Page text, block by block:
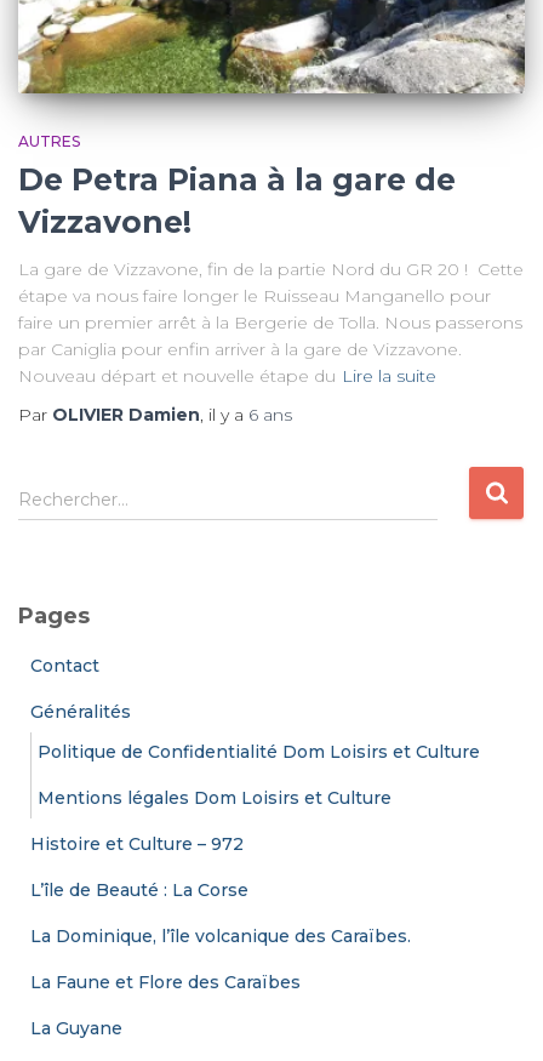
AUTRES
De Petra Piana à la gare de
Vizzavone!
La gare de Vizzavone, fin de la partie Nord du GR 20 ! Cette
étape va nous faire longer le Ruisseau Manganello pour
faire un premier arrêt à la Bergerie de Tolla. Nous passerons
par Caniglia pour enfin arriver à la gare de Vizzavone.
Nouveau départ et nouvelle étape du Lire la suite
Par OLIVIER Damien, il y a 6 ans
R
e
r
Rechercher…
Pages
Contact
Généralités
Politique de Confidentialité Dom Loisirs et Culture
Mentions légales Dom Loisirs et Culture
Histoire et Culture – 972
L’île de Beauté : La Corse
La Dominique, l’île volcanique des Caraïbes.
La Faune et Flore des Caraïbes
La Guyane